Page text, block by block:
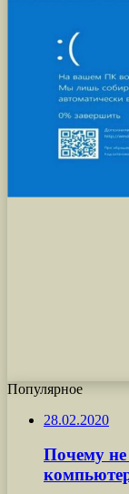
Популярное
28.02.2020
Почему не